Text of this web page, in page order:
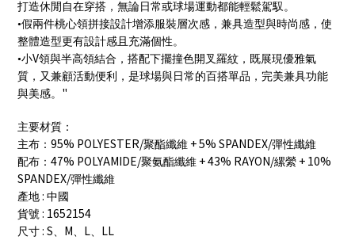
打造休閒自在穿搭，無論日常或球場運動都能輕鬆駕馭。
•假兩件桃心領拼接設計增添服裝層次感，兼具造型與時尚感，使
整體造型更有設計感且充滿個性。
•小V領與半高領結合，搭配下擺撞色開叉羅紋，既展現優雅氣
質，又兼顧活動便利，是球場與日常的百搭單品，完美兼具功能
與美感。 "
主要材質：
主布： 95% POLYESTER/聚酯纖維 + 5% SPANDEX/彈性纖維
配布： 47% POLYAMIDE/聚氨酯纖維 + 43% RAYON/縲縈 + 10%
SPANDEX/彈性纖維
產地 : 中國
貨號 : 1652154
尺寸 : S、 M、 L、 LL